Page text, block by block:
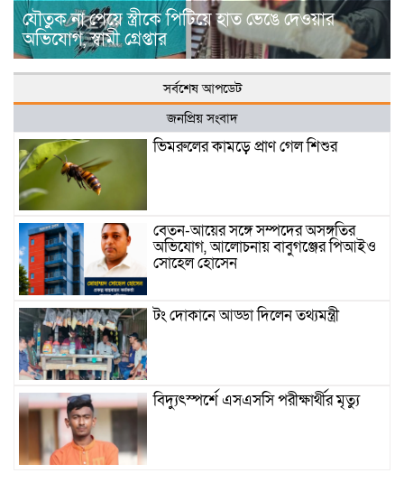
যৌতুক না পেয়ে স্ত্রীকে পিটিয়ে হাত ভেঙে দেওয়ার
অভিযোগ, স্বামী গ্রেপ্তার
সর্বশেষ আপডেট
জনপ্রিয় সংবাদ
ভিমরুলের কামড়ে প্রাণ গেল শিশুর
বেতন-আয়ের সঙ্গে সম্পদের অসঙ্গতির
অভিযোগ, আলোচনায় বাবুগঞ্জের পিআইও
সোহেল হোসেন
টং দোকানে আড্ডা দিলেন তথ্যমন্ত্রী
বিদ্যুৎস্পর্শে এসএসসি পরীক্ষার্থীর মৃত্যু